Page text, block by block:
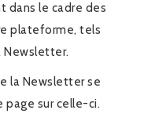
dans le cadre des
plateforme, tels
Newsletter.
la Newsletter se
page sur celle-ci.